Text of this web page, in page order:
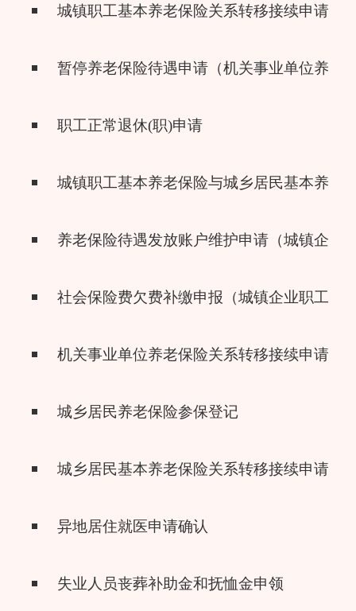
城镇职工基本养老保险关系转移接续申请
暂停养老保险待遇申请（机关事业单位养老
职工正常退休(职)申请
城镇职工基本养老保险与城乡居民基本养老
养老保险待遇发放账户维护申请（城镇企业
社会保险费欠费补缴申报（城镇企业职工基
机关事业单位养老保险关系转移接续申请
城乡居民养老保险参保登记
城乡居民基本养老保险关系转移接续申请
异地居住就医申请确认
失业人员丧葬补助金和抚恤金申领